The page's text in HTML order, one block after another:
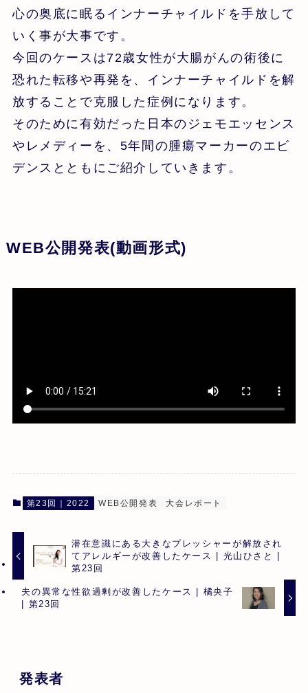
心の奥底に眠るインナーチャイルドを手放して
いく事が大事です。
今回のケースは72歳女性が大腸がんの術後に
恐れた転移や再発を、インナーチャイルドを解
放することで克服した症例になります。
そのために有効だった日本のジェモエッセンス
やレメディーを、5年間の腫瘍マーカーのエビ
デンスとともにご紹介していきます。
WEB公開発表(動画形式)
第23回｜2022 WEB公開発表 大会レポート
潜在意識にある大きなプレッシャーが解放され
てアレルギーが改善したケース | 光山ひさと |
第23回
夫の異常な性欲過剰が改善したケース | 橘央子
| 第23回
発表者